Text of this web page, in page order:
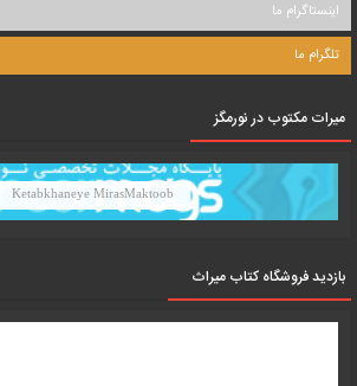
اینستاگرام ما
تلگرام ما
میرات مکتوب در نورمگز
Ketabkhaneye MirasMaktoob
بازدید فروشگاه کتاب میراث